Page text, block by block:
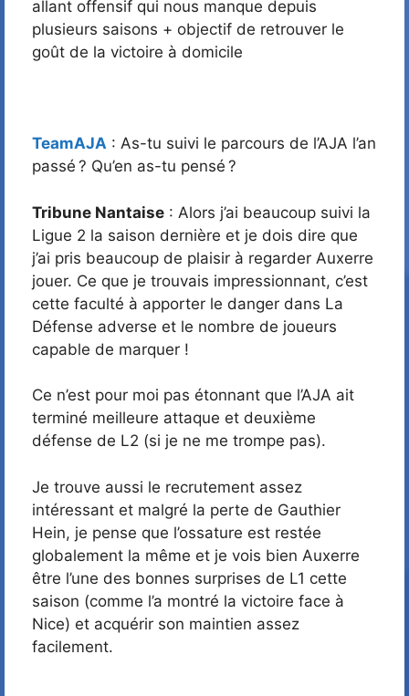
allant offensif qui nous manque depuis
plusieurs saisons + objectif de retrouver le
goût de la victoire à domicile
TeamAJA : As-tu suivi le parcours de l’AJA l’an
passé ? Qu’en as-tu pensé ?
Tribune Nantaise : Alors j’ai beaucoup suivi la
Ligue 2 la saison dernière et je dois dire que
j’ai pris beaucoup de plaisir à regarder Auxerre
jouer. Ce que je trouvais impressionnant, c’est
cette faculté à apporter le danger dans La
Défense adverse et le nombre de joueurs
capable de marquer !
Ce n’est pour moi pas étonnant que l’AJA ait
terminé meilleure attaque et deuxième
défense de L2 (si je ne me trompe pas).
Je trouve aussi le recrutement assez
intéressant et malgré la perte de Gauthier
Hein, je pense que l’ossature est restée
globalement la même et je vois bien Auxerre
être l’une des bonnes surprises de L1 cette
saison (comme l’a montré la victoire face à
Nice) et acquérir son maintien assez
facilement.